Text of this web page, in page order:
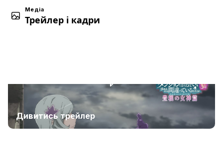
Медіа
Трейлер і кадри
Дивитись трейлер